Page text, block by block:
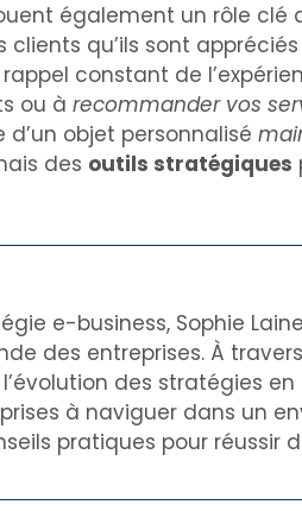
également un rôle clé
qu’ils sont
constant de
ou à recommander vos
objet personnalisé
des outils stratégiques
e-business, Sophie
des entreprises. À
des stratégies
à naviguer dans un
pratiques pour réussir